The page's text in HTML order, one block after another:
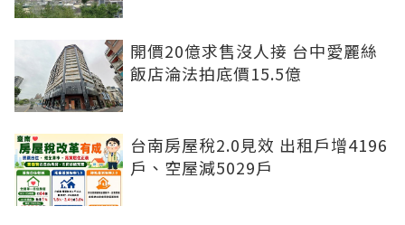
開價20億求售沒人接 台中愛麗絲
飯店淪法拍底價15.5億
台南房屋稅2.0見效 出租戶增4196
戶、空屋減5029戶